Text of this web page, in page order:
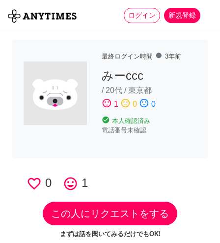
ログイン 新規登録
全て 家事 more_horiz
最終ログイン時間 fiber_manual_record 3年前
みーccc
/ 20代 /東京都
sentiment_satisfied 1 sentiment_neutral 0 sentiment_dissatisfied 0
check_circle 本人確認済み
電話番号未確認
favorite_border 0 tag_faces 1
この人にリクエストをする
まずは話を聞いてみるだけでもOK!